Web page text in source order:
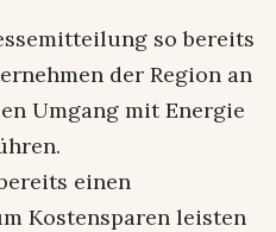
so bereits
der Region an
Umgang mit Energie
einen
Kostensparen leisten